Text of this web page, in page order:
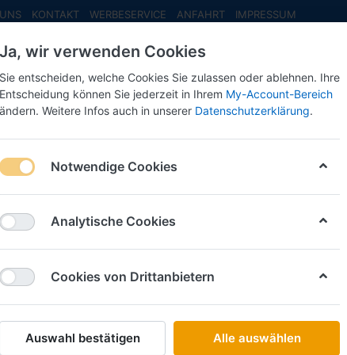
KONTAKT WERBESERVICE ANFAHRT IMPRESSUM
INFO MAI NEU EINGETROFFEN NEUHEITEN
5
nach Name: A bis Z
BUSCH
Ja, wir verwenden Cookies
Sie entscheiden, welche Cookies Sie zulassen oder ablehnen. Ihre
Entscheidung können Sie jederzeit in Ihrem My-Account-Bereich
ändern. Weitere Infos auch in unserer Datenschutzerklärung.
Notwendige Cookies
Analytische Cookies
Cookies von Drittanbietern
Auswahl bestätigen Alle auswählen